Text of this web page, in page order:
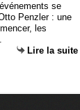
se
Penzler : une
les
Lire la suite